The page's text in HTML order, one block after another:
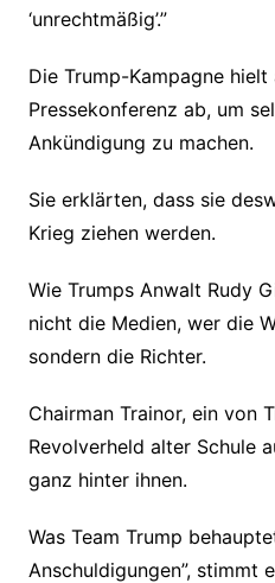
‘unrechtmäßig’.”
Die Trump-Kampagne
Pressekonferenz ab, um
Ankündigung zu machen.
Sie erklärten, dass sie
Krieg ziehen werden.
Wie Trumps Anwalt Rudy
nicht die Medien, wer die
sondern die Richter.
Chairman Trainor, ein von
Revolverheld alter Schule
ganz hinter ihnen.
Was Team Trump
Anschuldigungen”, stimmt